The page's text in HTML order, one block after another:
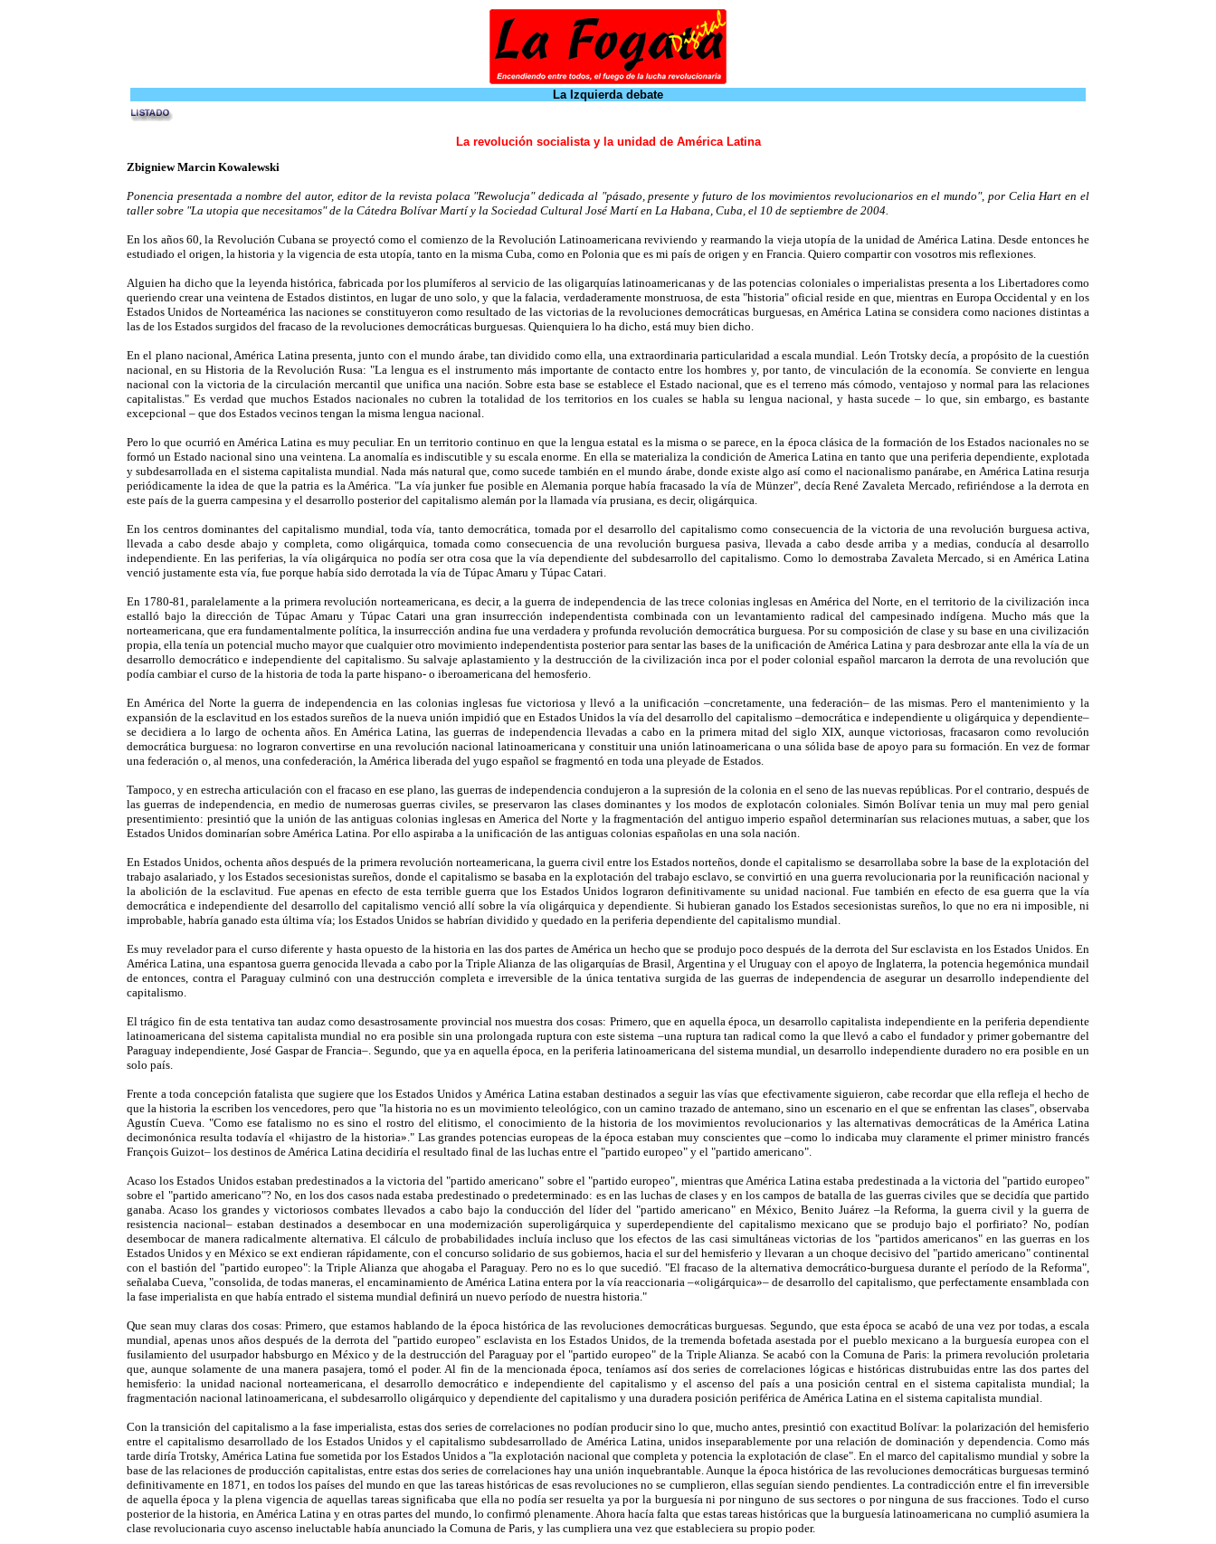
La Izquierda debate
La revolución socialista y la unidad de América Latina
Zbigniew Marcin Kowalewski
Ponencia presentada a nombre del autor, editor de la revista polaca "Rewolucja" dedicada al "pásado, presente y futuro de los movimientos revolucionarios en el mundo", por Celia Hart en el
taller sobre "La utopia que necesitamos" de la Cátedra Bolívar Martí y la Sociedad Cultural José Martí en La Habana, Cuba, el 10 de septiembre de 2004.
En los años 60, la Revolución Cubana se proyectó como el comienzo de la Revolución Latinoamericana reviviendo y rearmando la vieja utopía de la unidad de América Latina. Desde entonces he
estudiado el origen, la historia y la vigencia de esta utopía, tanto en la misma Cuba, como en Polonia que es mi país de origen y en Francia. Quiero compartir con vosotros mis reflexiones.
Alguien ha dicho que la leyenda histórica, fabricada por los plumíferos al servicio de las oligarquías latinoamericanas y de las potencias coloniales o imperialistas presenta a los Libertadores como
queriendo crear una veintena de Estados distintos, en lugar de uno solo, y que la falacia, verdaderamente monstruosa, de esta "historia" oficial reside en que, mientras en Europa Occidental y en los
Estados Unidos de Norteamérica las naciones se constituyeron como resultado de las victorias de la revoluciones democráticas burguesas, en América Latina se considera como naciones distintas a
las de los Estados surgidos del fracaso de la revoluciones democráticas burguesas. Quienquiera lo ha dicho, está muy bien dicho.
En el plano nacional, América Latina presenta, junto con el mundo árabe, tan dividido como ella, una extraordinaria particularidad a escala mundial. León Trotsky decía, a propósito de la cuestión
nacional, en su Historia de la Revolución Rusa: "La lengua es el instrumento más importante de contacto entre los hombres y, por tanto, de vinculación de la economía. Se convierte en lengua
nacional con la victoria de la circulación mercantil que unifica una nación. Sobre esta base se establece el Estado nacional, que es el terreno más cómodo, ventajoso y normal para las relaciones
capitalistas." Es verdad que muchos Estados nacionales no cubren la totalidad de los territorios en los cuales se habla su lengua nacional, y hasta sucede – lo que, sin embargo, es bastante
excepcional – que dos Estados vecinos tengan la misma lengua nacional.
Pero lo que ocurrió en América Latina es muy peculiar. En un territorio continuo en que la lengua estatal es la misma o se parece, en la época clásica de la formación de los Estados nacionales no se
formó un Estado nacional sino una veintena. La anomalía es indiscutible y su escala enorme. En ella se materializa la condición de America Latina en tanto que una periferia dependiente, explotada
y subdesarrollada en el sistema capitalista mundial. Nada más natural que, como sucede también en el mundo árabe, donde existe algo así como el nacionalismo panárabe, en América Latina resurja
periódicamente la idea de que la patria es la América. "La vía junker fue posible en Alemania porque había fracasado la vía de Münzer", decía René Zavaleta Mercado, refiriéndose a la derrota en
este país de la guerra campesina y el desarrollo posterior del capitalismo alemán por la llamada vía prusiana, es decir, oligárquica.
En los centros dominantes del capitalismo mundial, toda vía, tanto democrática, tomada por el desarrollo del capitalismo como consecuencia de la victoria de una revolución burguesa activa,
llevada a cabo desde abajo y completa, como oligárquica, tomada como consecuencia de una revolución burguesa pasiva, llevada a cabo desde arriba y a medias, conducía al desarrollo
independiente. En las periferias, la vía oligárquica no podía ser otra cosa que la vía dependiente del subdesarrollo del capitalismo. Como lo demostraba Zavaleta Mercado, si en América Latina
venció justamente esta vía, fue porque había sido derrotada la vía de Túpac Amaru y Túpac Catari.
En 1780-81, paralelamente a la primera revolución norteamericana, es decir, a la guerra de independencia de las trece colonias inglesas en América del Norte, en el territorio de la civilización inca
estalló bajo la dirección de Túpac Amaru y Túpac Catari una gran insurrección independentista combinada con un levantamiento radical del campesinado indígena. Mucho más que la
norteamericana, que era fundamentalmente política, la insurrección andina fue una verdadera y profunda revolución democrática burguesa. Por su composición de clase y su base en una civilización
propia, ella tenía un potencial mucho mayor que cualquier otro movimiento independentista posterior para sentar las bases de la unificación de América Latina y para desbrozar ante ella la vía de un
desarrollo democrático e independiente del capitalismo. Su salvaje aplastamiento y la destrucción de la civilización inca por el poder colonial español marcaron la derrota de una revolución que
podía cambiar el curso de la historia de toda la parte hispano- o iberoamericana del hemosferio.
En América del Norte la guerra de independencia en las colonias inglesas fue victoriosa y llevó a la unificación –concretamente, una federación– de las mismas. Pero el mantenimiento y la
expansión de la esclavitud en los estados sureños de la nueva unión impidió que en Estados Unidos la vía del desarrollo del capitalismo –democrática e independiente u oligárquica y dependiente–
se decidiera a lo largo de ochenta años. En América Latina, las guerras de independencia llevadas a cabo en la primera mitad del siglo XIX, aunque victoriosas, fracasaron como revolución
democrática burguesa: no lograron convertirse en una revolución nacional latinoamericana y constituir una unión latinoamericana o una sólida base de apoyo para su formación. En vez de formar
una federación o, al menos, una confederación, la América liberada del yugo español se fragmentó en toda una pleyade de Estados.
Tampoco, y en estrecha articulación con el fracaso en ese plano, las guerras de independencia condujeron a la supresión de la colonia en el seno de las nuevas repúblicas. Por el contrario, después de
las guerras de independencia, en medio de numerosas guerras civiles, se preservaron las clases dominantes y los modos de explotacón coloniales. Simón Bolívar tenia un muy mal pero genial
presentimiento: presintió que la unión de las antiguas colonias inglesas en America del Norte y la fragmentación del antiguo imperio español determinarían sus relaciones mutuas, a saber, que los
Estados Unidos dominarían sobre América Latina. Por ello aspiraba a la unificación de las antiguas colonias españolas en una sola nación.
En Estados Unidos, ochenta años después de la primera revolución norteamericana, la guerra civil entre los Estados norteños, donde el capitalismo se desarrollaba sobre la base de la explotación del
trabajo asalariado, y los Estados secesionistas sureños, donde el capitalismo se basaba en la explotación del trabajo esclavo, se convirtió en una guerra revolucionaria por la reunificación nacional y
la abolición de la esclavitud. Fue apenas en efecto de esta terrible guerra que los Estados Unidos lograron definitivamente su unidad nacional. Fue también en efecto de esa guerra que la vía
democrática e independiente del desarrollo del capitalismo venció allí sobre la vía oligárquica y dependiente. Si hubieran ganado los Estados secesionistas sureños, lo que no era ni imposible, ni
improbable, habría ganado esta última vía; los Estados Unidos se habrían dividido y quedado en la periferia dependiente del capitalismo mundial.
Es muy revelador para el curso diferente y hasta opuesto de la historia en las dos partes de América un hecho que se produjo poco después de la derrota del Sur esclavista en los Estados Unidos. En
América Latina, una espantosa guerra genocida llevada a cabo por la Triple Alianza de las oligarquías de Brasil, Argentina y el Uruguay con el apoyo de Inglaterra, la potencia hegemónica mundail
de entonces, contra el Paraguay culminó con una destrucción completa e irreversible de la única tentativa surgida de las guerras de independencia de asegurar un desarrollo independiente del
capitalismo.
El trágico fin de esta tentativa tan audaz como desastrosamente provincial nos muestra dos cosas: Primero, que en aquella época, un desarrollo capitalista independiente en la periferia dependiente
latinoamericana del sistema capitalista mundial no era posible sin una prolongada ruptura con este sistema –una ruptura tan radical como la que llevó a cabo el fundador y primer gobernantre del
Paraguay independiente, José Gaspar de Francia–. Segundo, que ya en aquella época, en la periferia latinoamericana del sistema mundial, un desarrollo independiente duradero no era posible en un
solo país.
Frente a toda concepción fatalista que sugiere que los Estados Unidos y América Latina estaban destinados a seguir las vías que efectivamente siguieron, cabe recordar que ella refleja el hecho de
que la historia la escriben los vencedores, pero que "la historia no es un movimiento teleológico, con un camino trazado de antemano, sino un escenario en el que se enfrentan las clases", observaba
Agustín Cueva. "Como ese fatalismo no es sino el rostro del elitismo, el conocimiento de la historia de los movimientos revolucionarios y las alternativas democráticas de la América Latina
decimonónica resulta todavía el «hijastro de la historia»." Las grandes potencias europeas de la época estaban muy conscientes que –como lo indicaba muy claramente el primer ministro francés
François Guizot– los destinos de América Latina decidiría el resultado final de las luchas entre el "partido europeo" y el "partido americano".
Acaso los Estados Unidos estaban predestinados a la victoria del "partido americano" sobre el "partido europeo", mientras que América Latina estaba predestinada a la victoria del "partido europeo"
sobre el "partido americano"? No, en los dos casos nada estaba predestinado o predeterminado: es en las luchas de clases y en los campos de batalla de las guerras civiles que se decidía que partido
ganaba. Acaso los grandes y victoriosos combates llevados a cabo bajo la conducción del líder del "partido americano" en México, Benito Juárez –la Reforma, la guerra civil y la guerra de
resistencia nacional– estaban destinados a desembocar en una modernización superoligárquica y superdependiente del capitalismo mexicano que se produjo bajo el porfiriato? No, podían
desembocar de manera radicalmente alternativa. El cálculo de probabilidades incluía incluso que los efectos de las casi simultáneas victorias de los "partidos americanos" en las guerras en los
Estados Unidos y en México se ext endieran rápidamente, con el concurso solidario de sus gobiernos, hacia el sur del hemisferio y llevaran a un choque decisivo del "partido americano" continental
con el bastión del "partido europeo": la Triple Alianza que ahogaba el Paraguay. Pero no es lo que sucedió. "El fracaso de la alternativa democrático-burguesa durante el período de la Reforma",
señalaba Cueva, "consolida, de todas maneras, el encaminamiento de América Latina entera por la vía reaccionaria –«oligárquica»– de desarrollo del capitalismo, que perfectamente ensamblada con
la fase imperialista en que había entrado el sistema mundial definirá un nuevo período de nuestra historia."
Que sean muy claras dos cosas: Primero, que estamos hablando de la época histórica de las revoluciones democráticas burguesas. Segundo, que esta época se acabó de una vez por todas, a escala
mundial, apenas unos años después de la derrota del "partido europeo" esclavista en los Estados Unidos, de la tremenda bofetada asestada por el pueblo mexicano a la burguesía europea con el
fusilamiento del usurpador habsburgo en México y de la destrucción del Paraguay por el "partido europeo" de la Triple Alianza. Se acabó con la Comuna de Paris: la primera revolución proletaria
que, aunque solamente de una manera pasajera, tomó el poder. Al fin de la mencionada época, teníamos así dos series de correlaciones lógicas e históricas distrubuidas entre las dos partes del
hemisferio: la unidad nacional norteamericana, el desarrollo democrático e independiente del capitalismo y el ascenso del país a una posición central en el sistema capitalista mundial; la
fragmentación nacional latinoamericana, el subdesarrollo oligárquico y dependiente del capitalismo y una duradera posición periférica de América Latina en el sistema capitalista mundial.
Con la transición del capitalismo a la fase imperialista, estas dos series de correlaciones no podían producir sino lo que, mucho antes, presintió con exactitud Bolívar: la polarización del hemisferio
entre el capitalismo desarrollado de los Estados Unidos y el capitalismo subdesarrollado de América Latina, unidos inseparablemente por una relación de dominación y dependencia. Como más
tarde diría Trotsky, América Latina fue sometida por los Estados Unidos a "la explotación nacional que completa y potencia la explotación de clase". En el marco del capitalismo mundial y sobre la
base de las relaciones de producción capitalistas, entre estas dos series de correlaciones hay una unión inquebrantable. Aunque la época histórica de las revoluciones democráticas burguesas terminó
definitivamente en 1871, en todos los países del mundo en que las tareas históricas de esas revoluciones no se cumplieron, ellas seguían siendo pendientes. La contradicción entre el fin irreversible
de aquella época y la plena vigencia de aquellas tareas significaba que ella no podía ser resuelta ya por la burguesía ni por ninguno de sus sectores o por ninguna de sus fracciones. Todo el curso
posterior de la historia, en América Latina y en otras partes del mundo, lo confirmó plenamente. Ahora hacía falta que estas tareas históricas que la burguesía latinoamericana no cumplió asumiera la
clase revolucionaria cuyo ascenso ineluctable había anunciado la Comuna de Paris, y las cumpliera una vez que estableciera su propio poder.